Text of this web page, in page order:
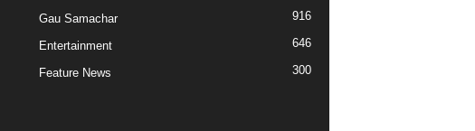
Gau Samachar 916
Entertainment 646
Feature News 300